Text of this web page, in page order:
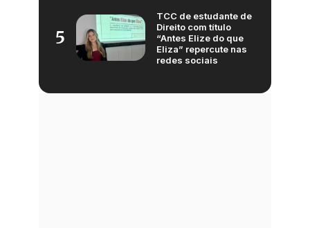
5
TCC de estudante de
Direito com título
“Antes Elize do que
Eliza” repercute nas
redes sociais